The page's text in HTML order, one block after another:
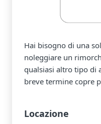
Hai bisogno di una
noleggiare un
qualsiasi altro tipo di
breve termine copre
Locazione